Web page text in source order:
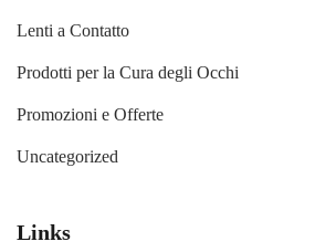
Lenti a Contatto
Prodotti per la Cura degli Occhi
Promozioni e Offerte
Uncategorized
Links